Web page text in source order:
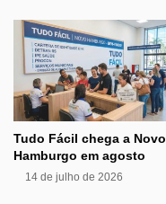
Tudo Fácil chega a Novo
Hamburgo em agosto
14 de julho de 2026